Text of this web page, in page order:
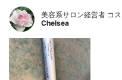
美容系サロン経営者 コ
Chelsea